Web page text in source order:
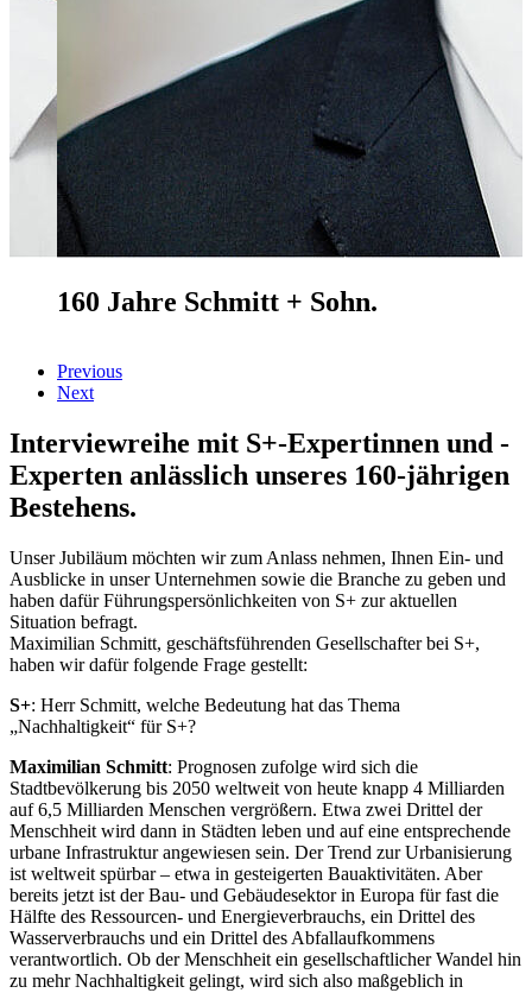
160 Jahre Schmitt + Sohn.
Previous
Next
Interviewreihe mit S+-Expertinnen und -
Experten anlässlich unseres 160-jährigen
Bestehens.
Unser Jubiläum möchten wir zum Anlass nehmen, Ihnen Ein- und
Ausblicke in unser Unternehmen sowie die Branche zu geben und
haben dafür Führungspersönlichkeiten von S+ zur aktuellen
Situation befragt.
Maximilian Schmitt, geschäftsführenden Gesellschafter bei S+,
haben wir dafür folgende Frage gestellt:
S+: Herr Schmitt, welche Bedeutung hat das Thema
„Nachhaltigkeit“ für S+?
Maximilian Schmitt: Prognosen zufolge wird sich die
Stadtbevölkerung bis 2050 weltweit von heute knapp 4 Milliarden
auf 6,5 Milliarden Menschen vergrößern. Etwa zwei Drittel der
Menschheit wird dann in Städten leben und auf eine entsprechende
urbane Infrastruktur angewiesen sein. Der Trend zur Urbanisierung
ist weltweit spürbar – etwa in gesteigerten Bauaktivitäten. Aber
bereits jetzt ist der Bau- und Gebäudesektor in Europa für fast die
Hälfte des Ressourcen- und Energieverbrauchs, ein Drittel des
Wasserverbrauchs und ein Drittel des Abfallaufkommens
verantwortlich. Ob der Menschheit ein gesellschaftlicher Wandel hin
zu mehr Nachhaltigkeit gelingt, wird sich also maßgeblich in